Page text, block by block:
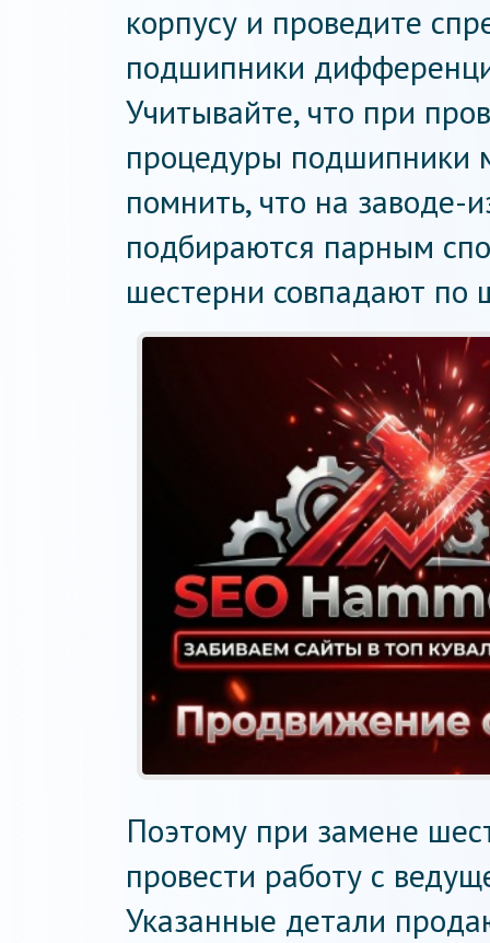
корпусу и проведите
подшипники
Учитывайте, что при
процедуры подшипники
помнить, что на заводе-
подбираются парным
шестерни совпадают по
Поэтому при замене
провести работу с
Указанные детали